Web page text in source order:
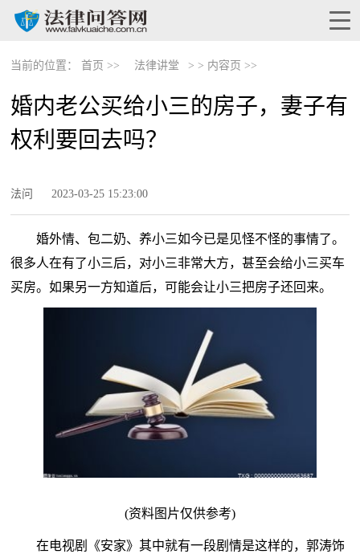
当前的位置： 首页 >> 法律讲堂 > > 内容页 >>
婚内老公买给小三的房子，妻子有
权利要回去吗？
法问 2023-03-25 15:23:00
婚外情、包二奶、养小三如今已是见怪不怪的事情了。
很多人在有了小三后，对小三非常大方，甚至会给小三买车
买房。如果另一方知道后，可能会让小三把房子还回来。
(资料图片仅供参考)
在电视剧《安家》其中就有一段剧情是这样的，郭涛饰